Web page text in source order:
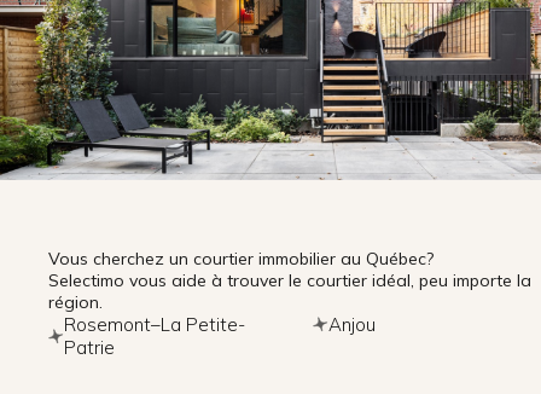
Vous cherchez un courtier immobilier au Québec?
Selectimo vous aide à trouver le courtier idéal, peu importe la
région.
Rosemont–La Petite-
Patrie
Anjou